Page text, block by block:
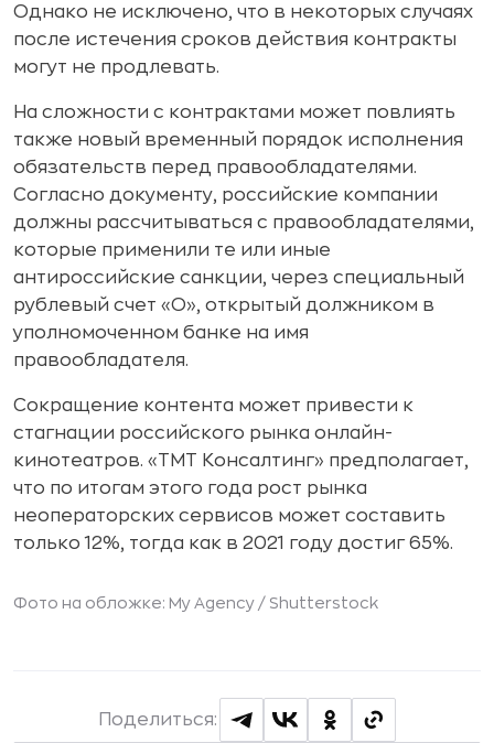
Однако не исключено, что в некоторых случаях
после истечения сроков действия контракты
могут не продлевать.
На сложности с контрактами может повлиять
также новый временный порядок исполнения
обязательств перед правообладателями.
Согласно документу, российские компании
должны рассчитываться с правообладателями,
которые применили те или иные
антироссийские санкции, через специальный
рублевый счет «О», открытый должником в
уполномоченном банке на имя
правообладателя.
Сокращение контента может привести к
стагнации российского рынка онлайн-
кинотеатров. «ТМТ Консалтинг» предполагает,
что по итогам этого года рост рынка
неоператорских сервисов может составить
только 12%, тогда как в 2021 году достиг 65%.
Фото на обложке: My Agency / Shutterstock
Поделиться: